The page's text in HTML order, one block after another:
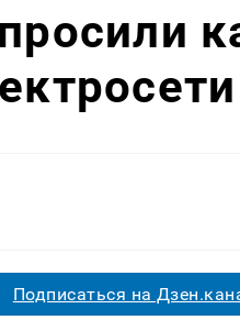
Подписаться на